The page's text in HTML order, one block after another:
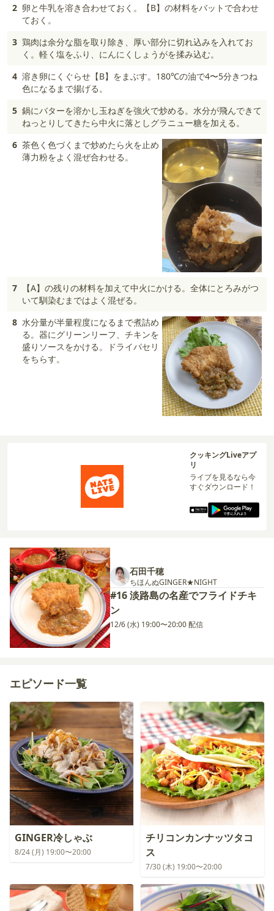
2 卵と牛乳を溶き合わせておく。【B】の材料をバットで合わせ
ておく。
3 鶏肉は余分な脂を取り除き、厚い部分に切れ込みを入れてお
く。軽く塩をふり、にんにくしょうがを揉み込む。
4 溶き卵にくぐらせ【B】をまぶす。180℃の油で4〜5分きつね
色になるまで揚げる。
5 鍋にバターを溶かし玉ねぎを強火で炒める。水分が飛んできて
ねっとりしてきたら中火に落としグラニュー糖を加える。
6 茶色く色づくまで炒めたら火を止め
薄力粉をよく混ぜ合わせる。
7
【A】の残りの材料を加えて中火にかける。全体にとろみがつ
いて馴染むまではよく混ぜる。
8 水分量が半量程度になるまで煮詰め
る。器にグリーンリーフ、チキンを
盛りソースをかける。ドライパセリ
をちらす。
クッキングLiveアプ
リ
ライブを見るなら今
すぐダウンロード！
石田千穂
ちほんぬGINGER★NIGHT
#16 淡路島の名産でフライドチキ
ン
12/6 (水) 19:00〜20:00 配信
エピソード一覧
GINGER冷しゃぶ
8/24 (月) 19:00〜20:00
チリコンカンナッツタコ
ス
7/30 (木) 19:00〜20:00